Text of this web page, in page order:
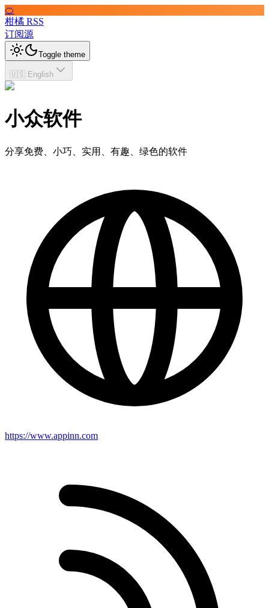
🍊
柑橘 RSS
订阅源
Toggle theme
🇺🇸 English
小众软件
分享免费、小巧、实用、有趣、绿色的软件
https://www.appinn.com